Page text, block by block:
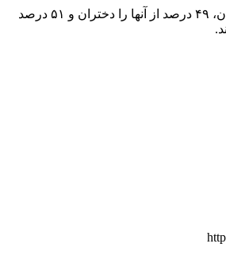
از کل دانش آموزان استان، ۴۹ درصد از آنها را دختران و ۵۱ درصد